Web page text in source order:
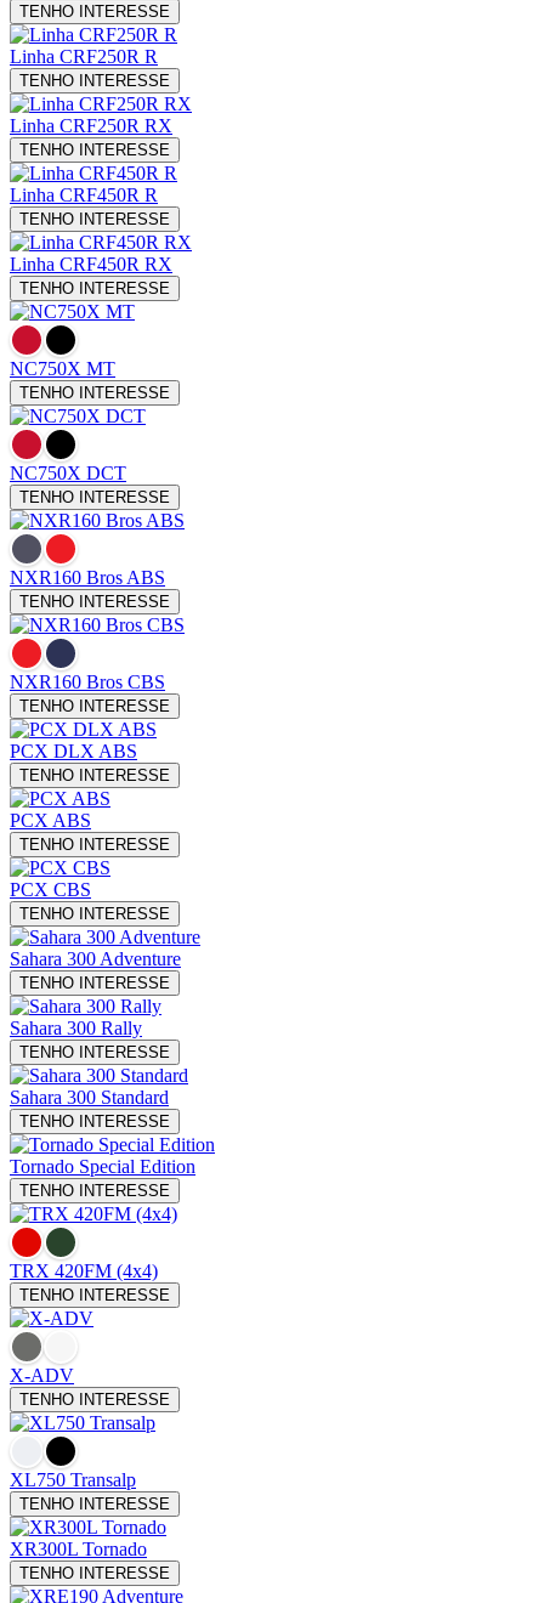
TENHO INTERESSE
Linha CRF250R R
TENHO INTERESSE
Linha CRF250R RX
TENHO INTERESSE
Linha CRF450R R
TENHO INTERESSE
Linha CRF450R RX
TENHO INTERESSE
NC750X MT
TENHO INTERESSE
NC750X DCT
TENHO INTERESSE
NXR160 Bros ABS
TENHO INTERESSE
NXR160 Bros CBS
TENHO INTERESSE
PCX DLX ABS
TENHO INTERESSE
PCX ABS
TENHO INTERESSE
PCX CBS
TENHO INTERESSE
Sahara 300 Adventure
TENHO INTERESSE
Sahara 300 Rally
TENHO INTERESSE
Sahara 300 Standard
TENHO INTERESSE
Tornado Special Edition
TENHO INTERESSE
TRX 420FM (4x4)
TENHO INTERESSE
X-ADV
TENHO INTERESSE
XL750 Transalp
TENHO INTERESSE
XR300L Tornado
TENHO INTERESSE